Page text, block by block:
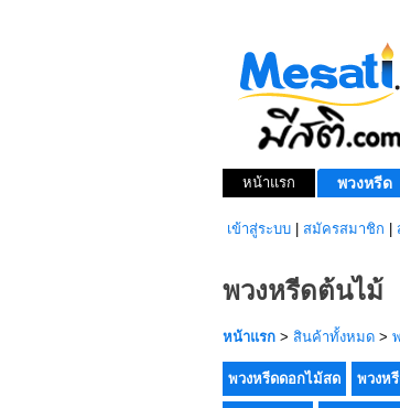
หน้าแรก พวงหรีด
เข้าสู่ระบบ สมัครสมาชิก
พวงหรีดต้นไม้
หน้าแรก > สินค้าทั้งหมด >
พวงหรีดดอกไม้สด พวงห